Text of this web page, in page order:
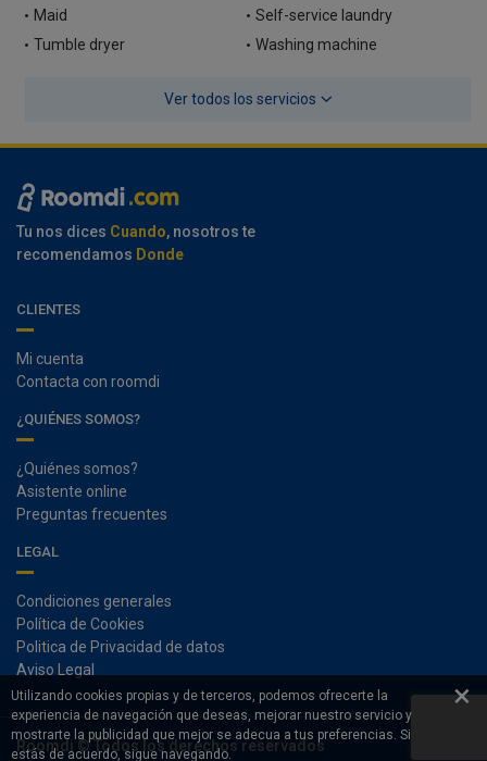
Utilizando cookies propias y de terceros, podemos ofrecerte la
experiencia de navegación que deseas, mejorar nuestro servicio y
mostrarte la publicidad que mejor se adecua a tus preferencias. Si
estás de acuerdo, sigue navegando.
×
Maid
Self-service laundry
Tumble dryer
Washing machine
Ver todos los servicios
Tu nos dices Cuando, nosotros te
recomendamos Donde
CLIENTES
Mi cuenta
Contacta con roomdi
¿QUIÉNES SOMOS?
¿Quiénes somos?
Asistente online
Preguntas frecuentes
LEGAL
Condiciones generales
Política de Cookies
Politica de Privacidad de datos
Aviso Legal
Roomdi © Todos los derechos reservados